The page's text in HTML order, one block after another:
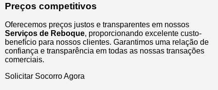
Preços competitivos
Oferecemos preços justos e transparentes em nossos
Serviços de Reboque, proporcionando excelente custo-
benefício para nossos clientes. Garantimos uma relação de
confiança e transparência em todas as nossas transações
comerciais.
Solicitar Socorro Agora